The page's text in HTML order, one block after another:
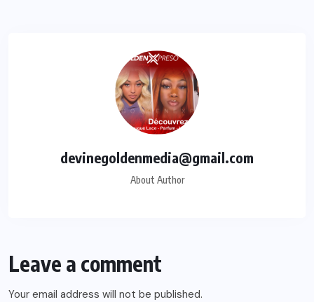
devinegoldenmedia@gmail.com
About Author
Leave a comment
Your email address will not be published.